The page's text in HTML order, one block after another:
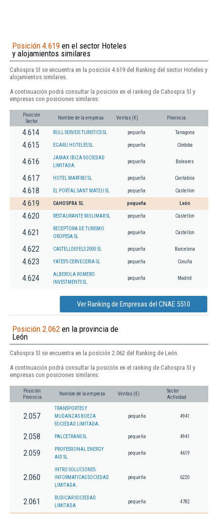
Posición 4.619 en el sector Hoteles
y alojamientos similares
Cahospra Sl se encuentra en la posición 4.619 del Ranking del sector Hoteles y
alojamientos similares.
A continuación podrá consultar la posición en el ranking de Cahospra Sl y
empresas con posiciones similares:
Posición
Sector
Nombre de la empresa Ventas (€) Provincia
4.614 RULL SERVEIS TURISTICS SL pequeña Tarragona
4.615 EGARU HOTELES SL. pequeña Córdoba
4.616
JAMAX IBIZA SOCIEDAD
LIMITADA.
pequeña Baleares
4.617 HOTEL MARFREI SL pequeña Cantabria
4.618 EL PORTAL SANT MATEU SL pequeña Castellon
4.619 CAHOSPRA SL pequeña León
4.620 RESTAURANTE MOLIMAR SL pequeña Castellon
4.621
RECEPTORA DE TURISMO
OROPESA SL
pequeña Castellon
4.622 CASTELLDEFELS 2000 SL pequeña Barcelona
4.623 YATES'S CERVECERIA SL pequeña Coruña
4.624
ALBEROLA ROMERO
INVESTMENTS SL.
pequeña Madrid
Ver Ranking de Empresas del CNAE 5510
Posición 2.062 en la provincia de
León
Cahospra Sl se encuentra en la posición 2.062 del Ranking de León.
A continuación podrá consultar la posición en el ranking de Cahospra Sl y
empresas con posiciones similares:
Posición
Provincia
Nombre de la empresa Ventas (€)
Sector
Actividad
2.057
TRANSPORTES Y
MUDANZAS BOEZA
SOCIEDAD LIMITADA.
pequeña 4941
2.058 PALCETRANS SL pequeña 4941
2.059
PROFESSIONAL ENERGY
AID SL.
pequeña 4619
2.060
INTRO SOLUCIONES
INFORMATICAS SOCIEDAD
LIMITADA.
pequeña 6220
2.061
RUDICAR SOCIEDAD
LIMITADA
pequeña 4782